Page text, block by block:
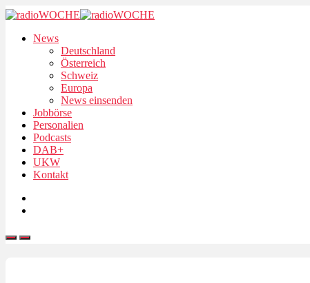
News
Deutschland
Österreich
Schweiz
Europa
News einsenden
Jobbörse
Personalien
Podcasts
DAB+
UKW
Kontakt